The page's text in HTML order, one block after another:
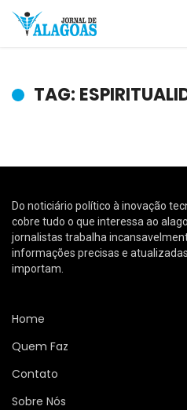
TAG:
Do noticiário político à inovação
cobre tudo o que interessa ao
jornalistas trabalha
informações precisas e
importam.
Home
Quem Faz
Contato
Sobre Nós